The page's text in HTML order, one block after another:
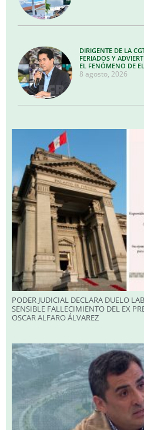
DIRIGENTE DE LA
FERIADOS Y
EL FENÓMENO DE
8 agosto, 2026
PODER JUDICIAL DECLARA DUELO
SENSIBLE FALLECIMIENTO DEL EX
OSCAR ALFARO ÁLVAREZ